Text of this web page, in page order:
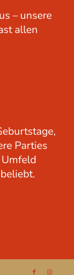
– unsere
allen
,
Parties